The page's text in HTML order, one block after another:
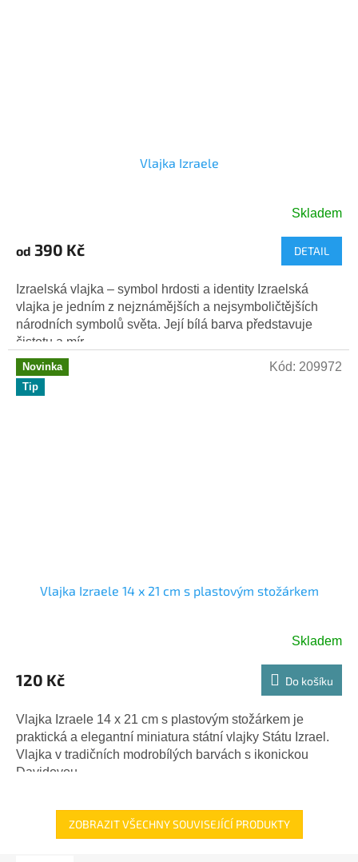
Vlajka Izraele
produktu
5,0
z
5
hvězdiček.
Skladem
od 390 Kč DETAIL
Izraelská vlajka – symbol hrdosti a identity Izraelská
vlajka je jedním z nejznámějších a nejsymboličtějších
národních symbolů světa. Její bílá barva představuje
čistotu a mír,...
Novinka
Tip
Vlajka Izraele 14 x 21 cm s plastovým stožárkem
Skladem
120 Kč Do košíku
Vlajka Izraele 14 x 21 cm s plastovým stožárkem je
praktická a elegantní miniatura státní vlajky Státu Izrael.
Vlajka v tradičních modrobílých barvách s ikonickou
Davidovou...
Kód: 209972
ZOBRAZIT VŠECHNY SOUVISEJÍCÍ PRODUKTY